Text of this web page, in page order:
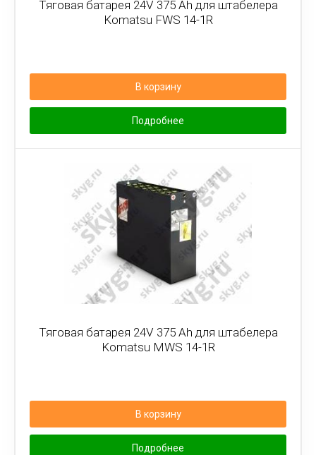
Тяговая батарея 24V 375 Ah для штабелера
Komatsu FWS 14-1R
В корзину
Подробнее
Тяговая батарея 24V 375 Ah для штабелера
Komatsu MWS 14-1R
В корзину
Подробнее